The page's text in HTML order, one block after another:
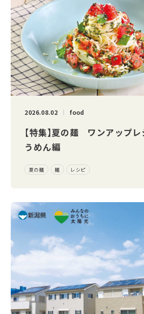
2026.08.02 food
【特集】夏の麺 ワンアップレ
うめん編
夏の麺 麺 レシピ